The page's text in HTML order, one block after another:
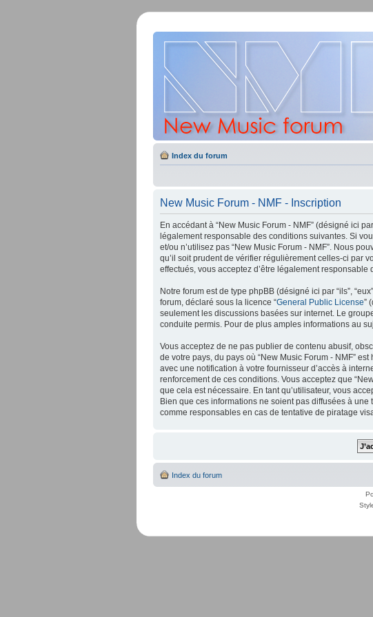
Index du forum
New Music Forum - NMF - Inscription
En accédant à “New Music Forum - NMF” (désigné ici
légalement responsable des conditions suivantes. Si
et/ou n’utilisez pas “New Music Forum - NMF”. Nous
qu’il soit prudent de vérifier régulièrement celles-ci par
effectués, vous acceptez d’être légalement
Notre forum est de type phpBB (désigné ici par “ils”,
forum, déclaré sous la licence “General Public License”
seulement les discussions basées sur internet. Le
conduite permis. Pour de plus amples informations au
Vous acceptez de ne pas publier de contenu abusif,
de votre pays, du pays où “New Music Forum - NMF”
avec une notification à votre fournisseur d’accès à
renforcement de ces conditions. Vous acceptez que
que cela est nécessaire. En tant qu’utilisateur, vous
Bien que ces informations ne soient pas diffusées à
comme responsables en cas de tentative de piratage
Index du forum